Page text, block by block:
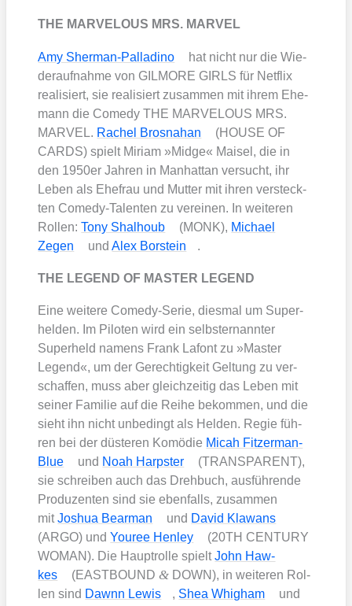
THE MARVELOUS MRS. MARVEL
Amy Sher­man-Pal­la­di­no
hat nicht nur die Wie­
der­auf­nah­me von GILMORE GIRLS für Net­flix
rea­li­siert, sie rea­li­siert zusam­men mit ihrem Ehe­
mann die Come­dy THE MARVELOUS MRS.
MARVEL. Rachel Bros­na­han
(HOUSE OF
CARDS) spielt Miri­am »Midge« Mais­el, die in
den 1950er Jah­ren in Man­hat­tan ver­sucht, ihr
Leben als Ehe­frau und Mut­ter mit ihren ver­steck­
ten Come­dy-Talen­ten zu ver­ei­nen. In wei­te­ren
Rol­len:Tony Shal­houb (MONK), Micha­el
Zegen
undAlex Borstein .
THE LEGEND OF MASTER LEGEND
Eine wei­te­re Come­dy-Serie, dies­mal um Super­
hel­den. Im Pilo­ten wird ein selbst­er­nann­ter
Super­held namens Frank Lafont zu »Mas­ter
Legend«, um der Gerech­tig­keit Gel­tung zu ver­
schaf­fen, muss aber gleich­zei­tig das Leben mit
sei­ner Fami­lie auf die Rei­he bekom­men, und die
sieht ihn nicht unbe­dingt als Hel­den. Regie füh­
ren bei der düs­te­ren Komö­die Micah Fit­zer­man-
Blue
und Noah Harps­ter
(TRANSPARENT),
sie schrei­ben auch das Dreh­buch, aus­füh­ren­de
Pro­du­zen­ten sind sie eben­falls, zusam­men
mitJoshua Bear­man und David Kla­wans
(ARGO) undYou­ree Hen­ley
(20TH CENTURY
WOMAN). Die Haupt­rol­le spieltJohn Haw­
kes
(EASTBOUND& DOWN), in wei­te­ren Rol­
len sind Dawnn Lewis , Shea Whig­ham
und